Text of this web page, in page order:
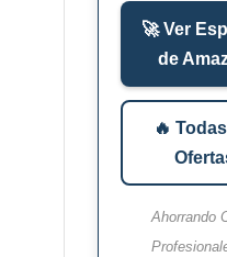
🚀 Ver
de
🔥
Ahorrando